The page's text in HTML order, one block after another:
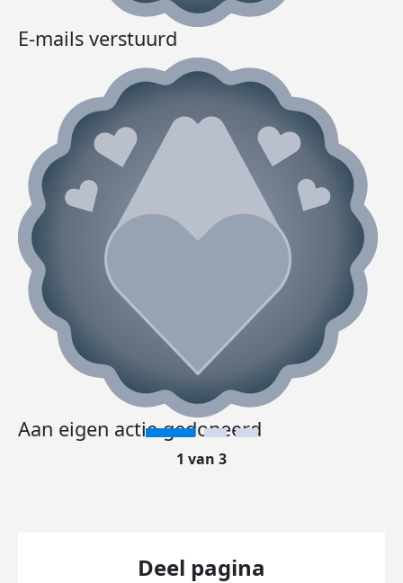
E-mails verstuurd
Aan eigen actie gedoneerd
1 van 3
Deel pagina